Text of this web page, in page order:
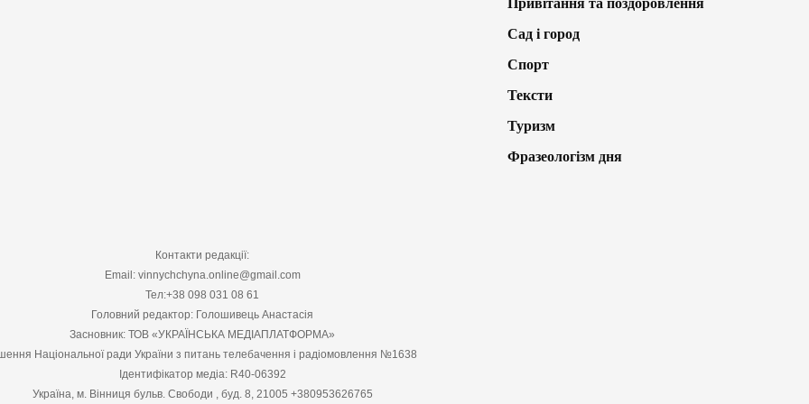
Привітання та поздоровлення
Сад і город
Спорт
Тексти
Туризм
Фразеологізм дня
Контакти редакції:
Email: vinnychchyna.online@gmail.com
Тел:+38 098 031 08 61
Головний редактор: Голошивець Анастасія
Засновник: ТОВ «УКРАЇНСЬКА МЕДІАПЛАТФОРМА»
Національної ради України з питань телебачення і радіомовлення №1638
Ідентифікатор медіа: R40-06392
Україна, м. Вінниця бульв. Свободи , буд. 8, 21005 +380953626765